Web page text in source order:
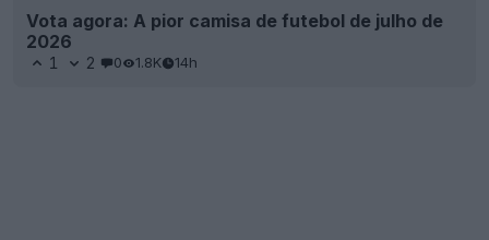
Vota agora: A pior camisa de futebol de julho de
2026
1 2 0 1.8K 14h